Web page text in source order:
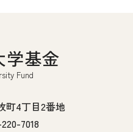
学基金
Fund
町4丁目2番地
7018